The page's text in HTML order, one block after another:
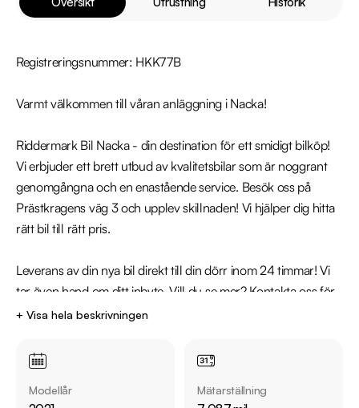
Registreringsnummer: HKK77B
Varmt välkommen till våran anläggning i Nacka!
Riddermark Bil Nacka - din destination för ett smidigt bilköp!
Vi erbjuder ett brett utbud av kvalitetsbilar som är noggrant
genomgångna och en enastående service. Besök oss på
Prästkragens väg 3 och upplev skillnaden! Vi hjälper dig hitta
rätt bil till rätt pris.
Leverans av din nya bil direkt till din dörr inom 24 timmar! Vi
tar även hand om ditt inbyte. Vill du se mer? Kontakta oss för
fler bilder och videor.
Kontakta oss för mer information:
Telefon: 08-572 142 38
Mail: nacka@riddermarkbil.se
+ Visa hela beskrivningen
Modellår Mätarställning